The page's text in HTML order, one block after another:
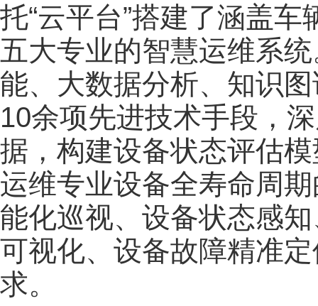
托“云平台”搭建了涵盖
五大专业的智慧运维系
能、大数据分析、知识
10余项先进技术手段，
据，构建设备状态评估
运维专业设备全寿命周
能化巡视、设备状态感
可视化、设备故障精准
求。